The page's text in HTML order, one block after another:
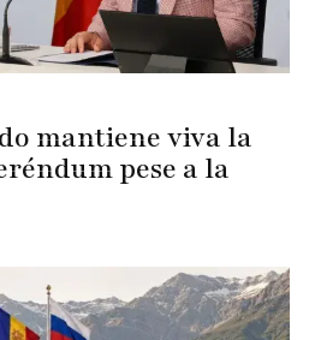
mantiene viva la
pese a la